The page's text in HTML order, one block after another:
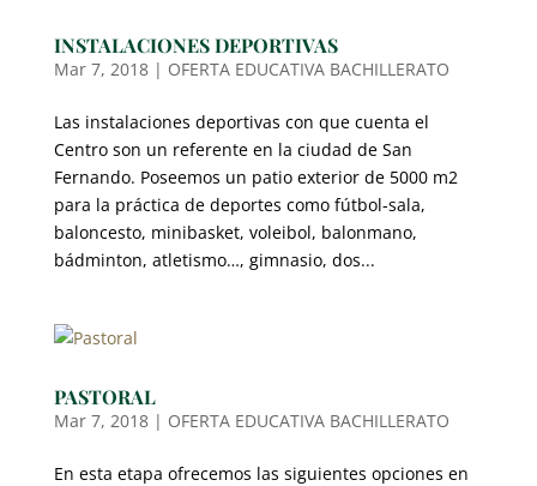
INSTALACIONES DEPORTIVAS
Mar 7, 2018| OFERTA EDUCATIVA BACHILLERATO
Las instalaciones deportivas con que cuenta el
Centro son un referente en la ciudad de San
Fernando. Poseemos un patio exterior de 5000 m2
para la práctica de deportes como fútbol-sala,
baloncesto, minibasket, voleibol, balonmano,
bádminton, atletismo…, gimnasio, dos...
PASTORAL
Mar 7, 2018| OFERTA EDUCATIVA BACHILLERATO
En esta etapa ofrecemos las siguientes opciones en